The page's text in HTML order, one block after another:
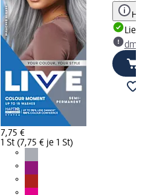
7,75 €
1 St (7,75 € je 1 St)
dm